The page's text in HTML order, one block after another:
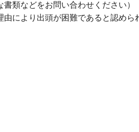
類などをお問い合わせください）
により出頭が困難であると認めら